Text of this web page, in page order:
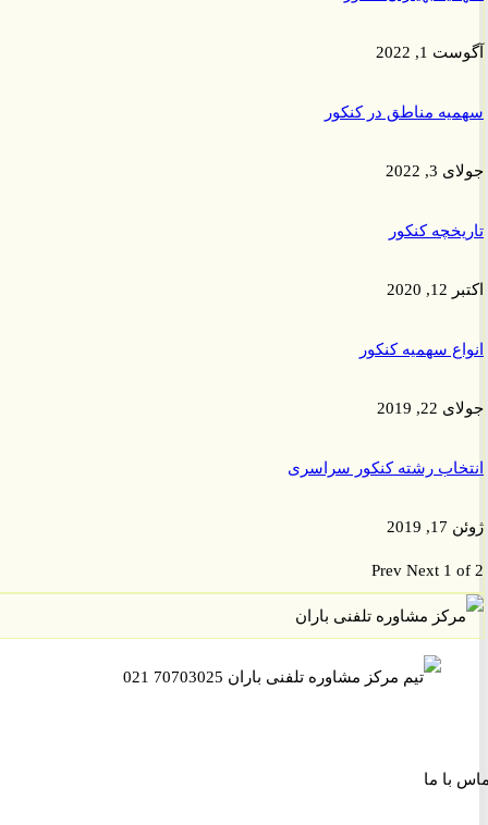
2022
مناطق در کنکور
2022
کنکور
سهمیه کنکور
2019
رشته کنکور سراسری
PrevNext 1
ما